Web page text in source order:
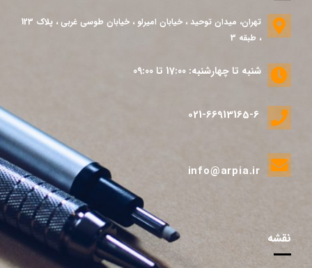
تهران، میدان توحید ، خیابان امیرلو ، خیابان طوسی غربی ، پلاک 123
، طبقه 3
شنبه تا چهارشنبه: 17:00 تا 09:00
021-66913165-6
info@arpia.ir
نقشه